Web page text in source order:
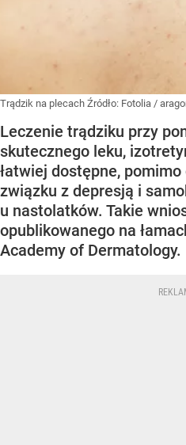
Trądzik na plecach Źródło: Fotolia /
Leczenie trądziku przy
skutecznego leku,
łatwiej dostępne,
związku z depresją i
u nastolatków. Takie
opublikowanego na
Academy of Dermatology.